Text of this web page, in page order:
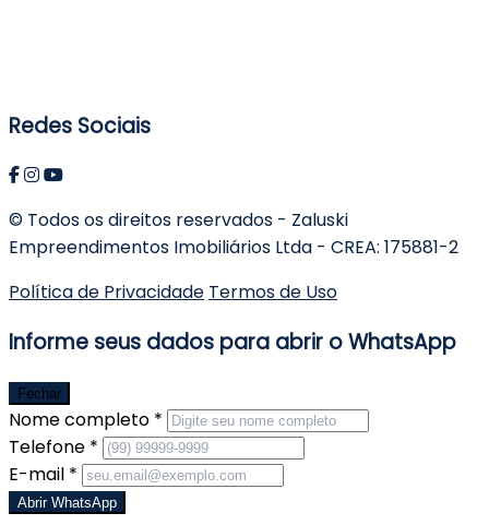
Redes Sociais
© Todos os direitos reservados - Zaluski
Empreendimentos Imobiliários Ltda - CREA: 175881-2
Política de Privacidade Termos de Uso
Informe seus dados para abrir o WhatsApp
Fechar
Nome completo *
Telefone *
E-mail *
Abrir WhatsApp